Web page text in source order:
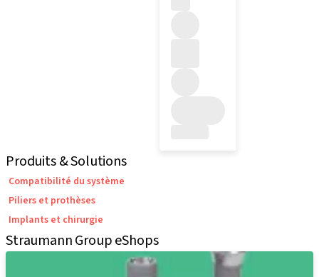
Produits & Solutions
Compatibilité du système
Piliers et prothèses
Implants et chirurgie
Straumann Group eShops